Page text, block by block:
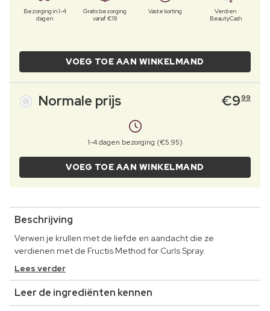
Bezorging in 1-4
dagen
Gratis bezorging
vanaf €19
Vaste korting
Verdien
BeautyCash
VOEG TOE AAN WINKELMAND
Normale prijs €999
1-4 dagen bezorging (€5.95)
VOEG TOE AAN WINKELMAND
Beschrijving
Verwen je krullen met de liefde en aandacht die ze
verdienen met de Fructis Method for Curls Spray.
Lees verder
Leer de ingrediënten kennen